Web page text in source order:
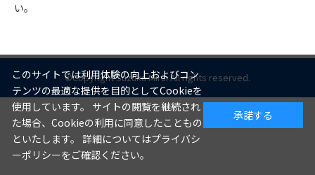
い。
©Copyright Suzuka Mirai All rights reserved.
このサイトでは利用体験の向上およびコン
テンツの最適な提供を目的としてCookieを
使用しています。 サイトの閲覧を継続され
た場合、Cookieの利用に同意したこともの
といたします。 詳細についてはプライバシ
ーポリシーをご確認ください。
承諾する